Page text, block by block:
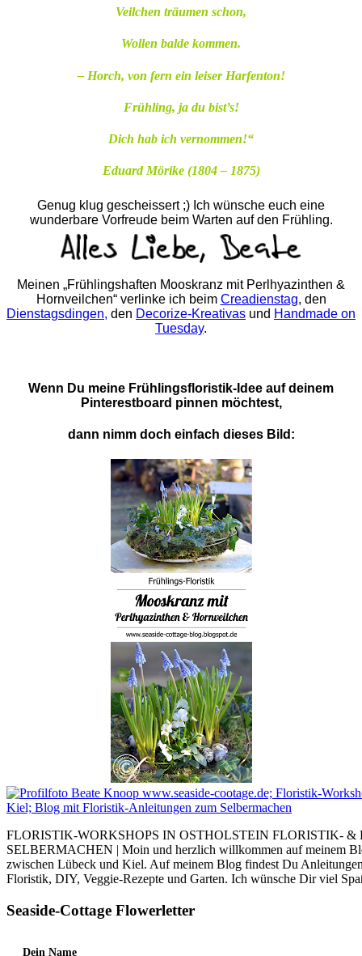
Veilchen träumen schon,
Wollen balde kommen.
– Horch, von fern ein leiser Harfenton!
Frühling, ja du bist’s!
Dich hab ich vernommen!“
Eduard Mörike (1804 – 1875)
Genug klug gescheissert ;) Ich wünsche euch eine
wunderbare Vorfreude beim Warten auf den Frühling.
Meinen „Frühlingshaften Mooskranz mit Perlhyazinthen &
Hornveilchen“ verlinke ich beim Creadienstag, den
Dienstagsdingen, den Decorize-Kreativas und Handmade on
Tuesday.
Wenn Du meine Frühlingsfloristik-Idee auf deinem
Pinterestboard pinnen möchtest,
dann nimm doch einfach dieses Bild:
FLORISTIK-WORKSHOPS IN OSTHOLSTEIN FLORISTIK-
SELBERMACHEN | Moin und herzlich willkommen auf meinem
zwischen Lübeck und Kiel. Auf meinem Blog findest Du
Floristik, DIY, Veggie-Rezepte und Garten. Ich wünsche Dir viel
Seaside-Cottage Flowerletter
Dein Name